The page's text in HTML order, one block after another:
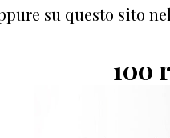
su questo sito
100